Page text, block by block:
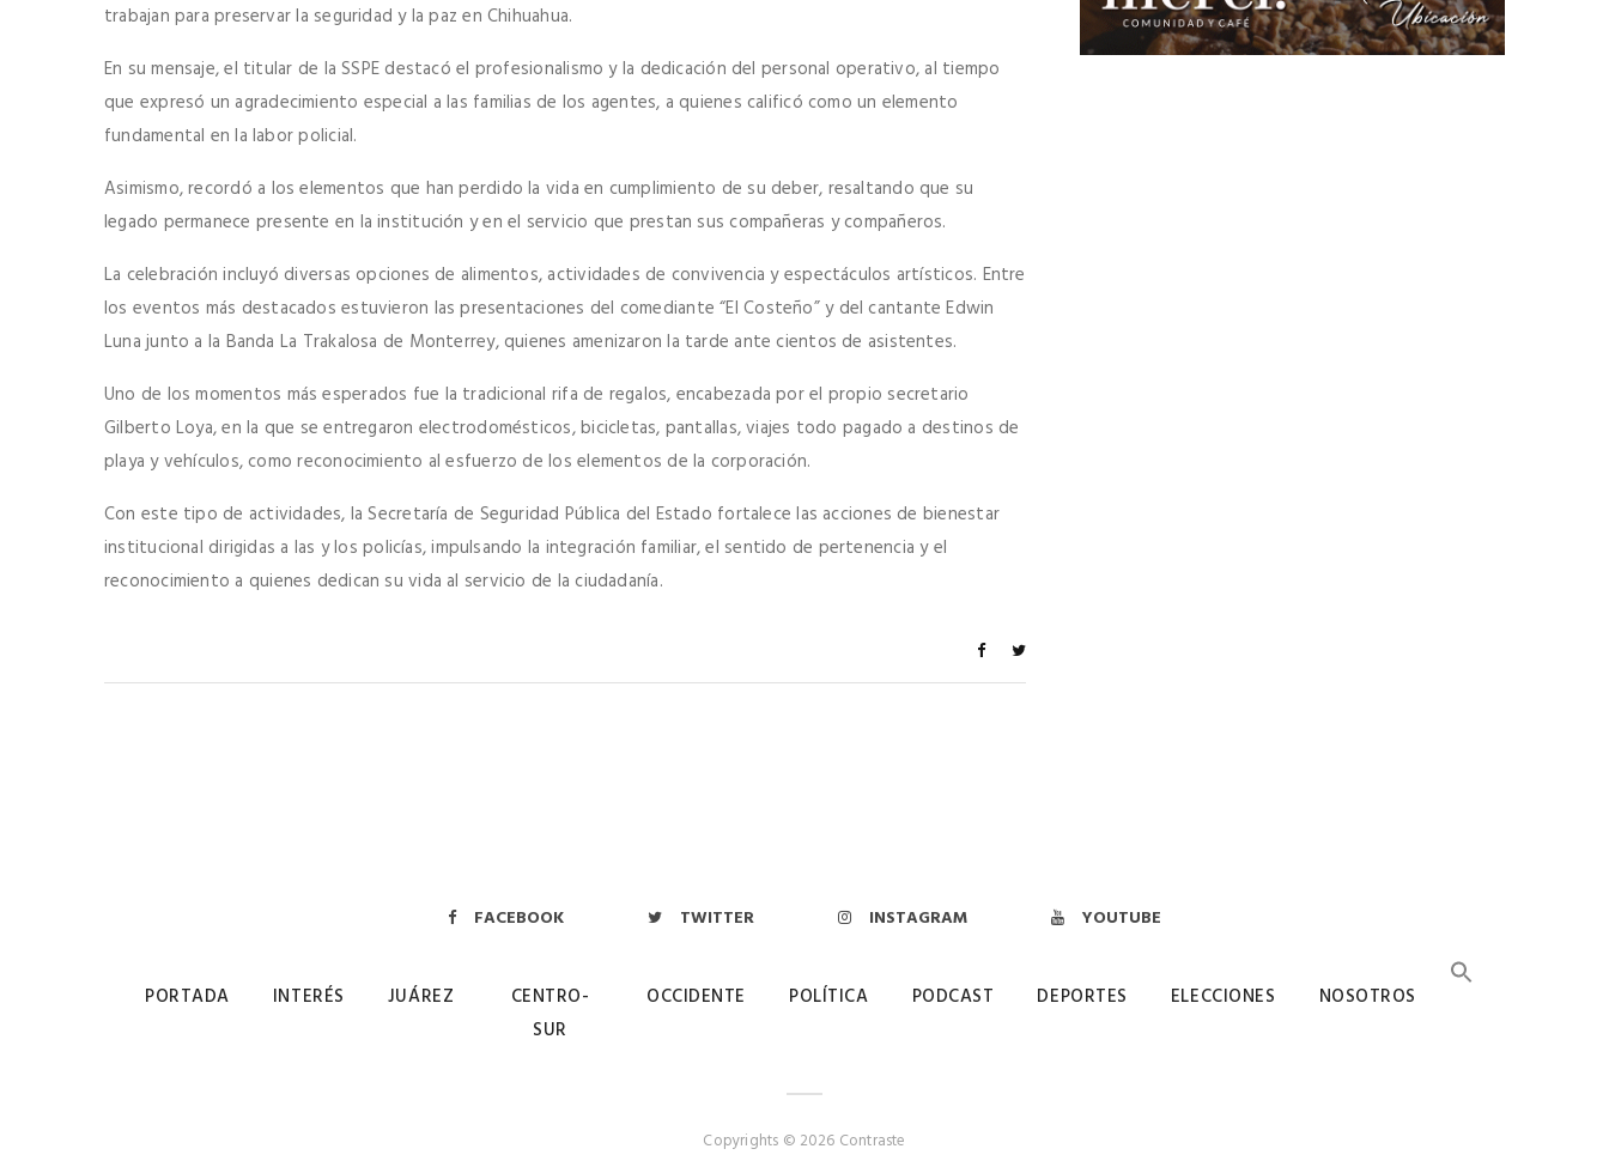
trabajan para preservar la seguridad y la paz en Chihuahua.
En su mensaje, el titular de la SSPE destacó el profesionalismo y la dedicación del personal operativo, al tiempo
que expresó un agradecimiento especial a las familias de los agentes, a quienes calificó como un elemento
fundamental en la labor policial.
Asimismo, recordó a los elementos que han perdido la vida en cumplimiento de su deber, resaltando que su
legado permanece presente en la institución y en el servicio que prestan sus compañeras y compañeros.
La celebración incluyó diversas opciones de alimentos, actividades de convivencia y espectáculos artísticos. Entre
los eventos más destacados estuvieron las presentaciones del comediante “El Costeño” y del cantante Edwin
Luna junto a la Banda La Trakalosa de Monterrey, quienes amenizaron la tarde ante cientos de asistentes.
Uno de los momentos más esperados fue la tradicional rifa de regalos, encabezada por el propio secretario
Gilberto Loya, en la que se entregaron electrodomésticos, bicicletas, pantallas, viajes todo pagado a destinos de
playa y vehículos, como reconocimiento al esfuerzo de los elementos de la corporación.
Con este tipo de actividades, la Secretaría de Seguridad Pública del Estado fortalece las acciones de bienestar
institucional dirigidas a las y los policías, impulsando la integración familiar, el sentido de pertenencia y el
reconocimiento a quienes dedican su vida al servicio de la ciudadanía.
FACEBOOK TWITTER INSTAGRAM YOUTUBE
PORTADA INTERÉS JUÁREZ
CENTRO-
SUR
OCCIDENTE POLÍTICA PODCAST DEPORTES ELECCIONES NOSOTROS
Copyrights © 2026 Contraste